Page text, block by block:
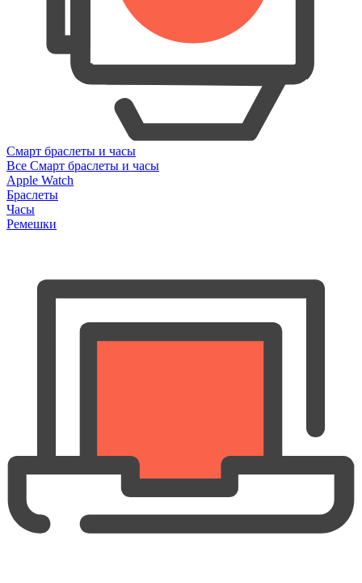
Смарт браслеты и часы
Все Смарт браслеты и часы
Apple Watch
Браслеты
Часы
Ремешки